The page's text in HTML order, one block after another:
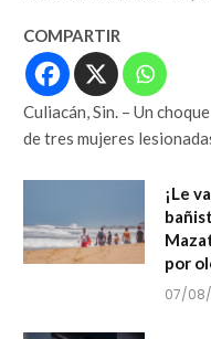
COMPARTIR
Culiacán, Sin. – Un
de tres mujeres
¡Le
por
07/